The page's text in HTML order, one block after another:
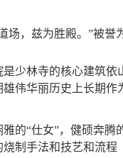
场，兹为胜殿。”被
少林寺的核心建筑
伟华丽历史上长期作
雅的“仕女”，健硕奔腾
制手法和技艺和流程